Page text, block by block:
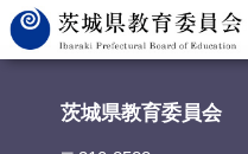
茨城県教育委員会>議事録>令和7年
茨城県教育委員会